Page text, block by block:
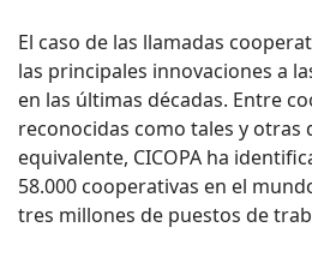
El caso de las llamadas
las principales innovaciones a
en las últimas décadas. Entre
reconocidas como tales y otras
equivalente, CICOPA ha
58.000 cooperativas en el
tres millones de puestos de